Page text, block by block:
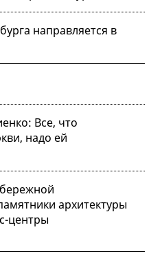
направляется в
Все, что
надо ей
архитектуры
центры